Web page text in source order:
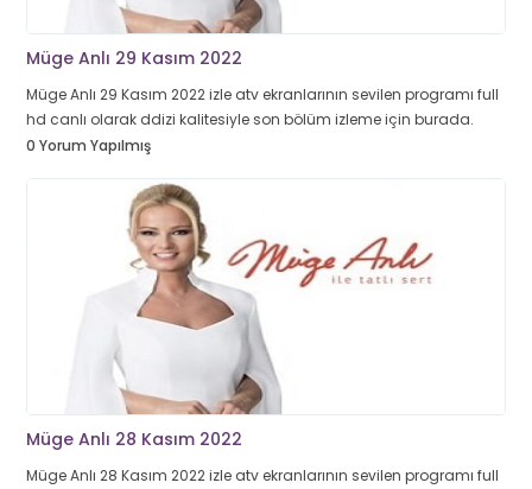
Müge Anlı 29 Kasım 2022
Müge Anlı 29 Kasım 2022 izle atv ekranlarının sevilen programı full
hd canlı olarak ddizi kalitesiyle son bölüm izleme için burada.
0 Yorum Yapılmış
Müge Anlı 28 Kasım 2022
Müge Anlı 28 Kasım 2022 izle atv ekranlarının sevilen programı full